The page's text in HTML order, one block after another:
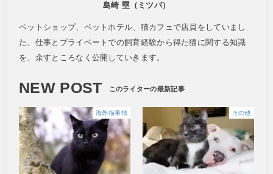
島崎 塁（ミツバ）
ペットショップ、ペットホテル、猫カフェで店員をしていまし
た。仕事とプライベートでの飼育経験から得た猫に関する知識
を、余すところなく公開していきます。
NEW POST
海外猫事情 その他